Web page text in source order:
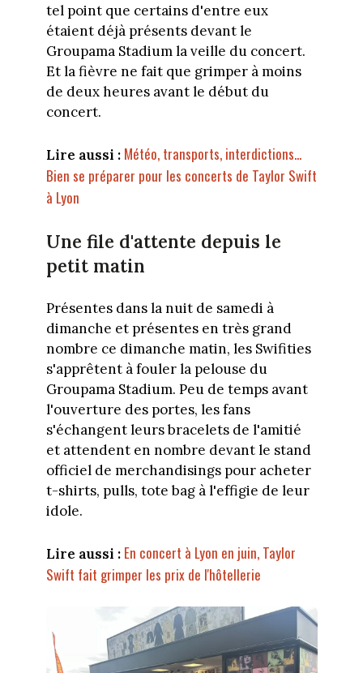
tel point que certains d'entre eux
étaient déjà présents devant le
Groupama Stadium la veille du concert.
Et la fièvre ne fait que grimper à moins
de deux heures avant le début du
concert.
Lire aussi : Météo, transports, interdictions...
Bien se préparer pour les concerts de Taylor Swift
à Lyon
Une file d'attente depuis le
petit matin
Présentes dans la nuit de samedi à
dimanche et présentes en très grand
nombre ce dimanche matin, les Swifities
s'apprêtent à fouler la pelouse du
Groupama Stadium. Peu de temps avant
l'ouverture des portes, les fans
s'échangent leurs bracelets de l'amitié
et attendent en nombre devant le stand
officiel de merchandisings pour acheter
t-shirts, pulls, tote bag à l'effigie de leur
idole.
Lire aussi : En concert à Lyon en juin, Taylor
Swift fait grimper les prix de l'hôtellerie